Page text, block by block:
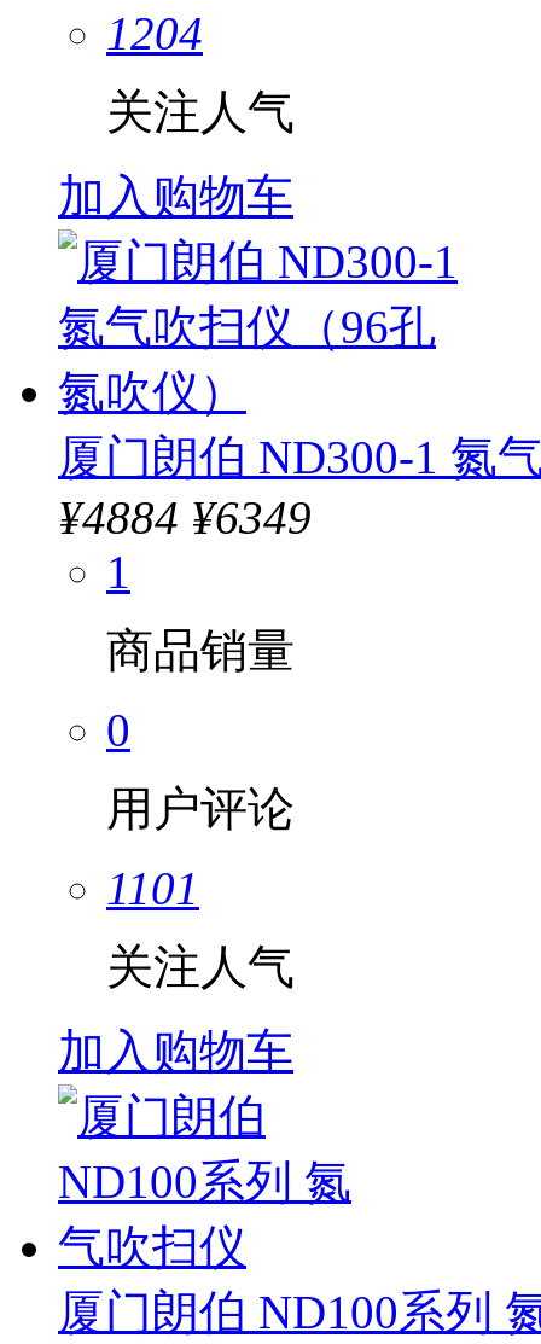
1204
关注人气
加入购物车
厦门朗伯 ND300-1 氮
¥4884 ¥6349
1
商品销量
0
用户评论
1101
关注人气
加入购物车
厦门朗伯 ND100系列